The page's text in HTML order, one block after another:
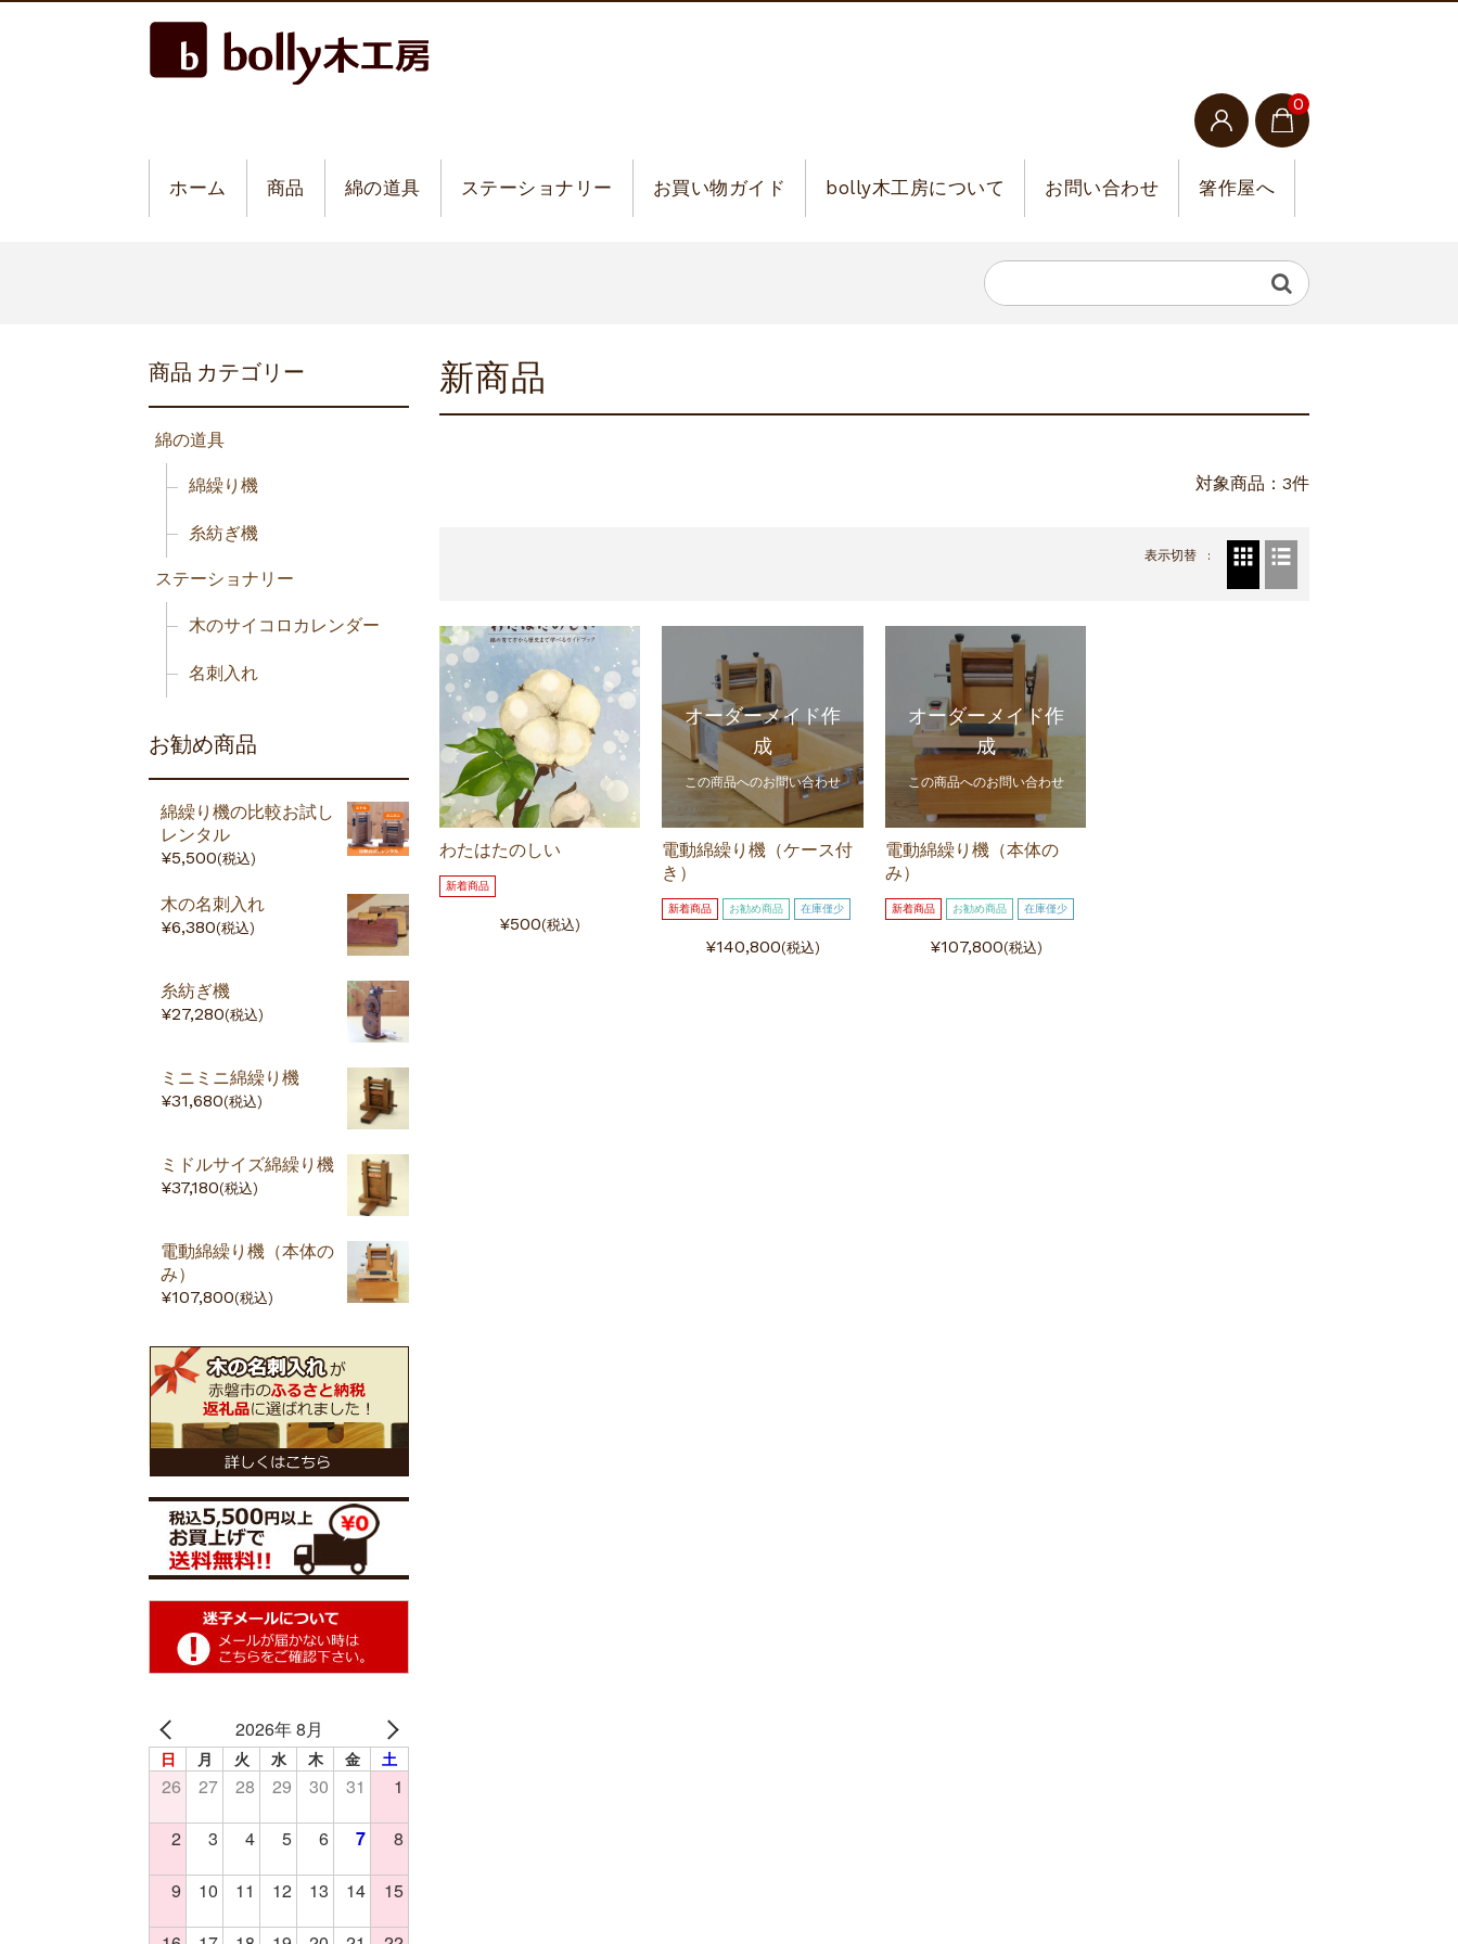
0
ホーム 商品 綿の道具 ステーショナリー お買い物ガイド bolly木工房について お問い合わせ 箸作屋へ
新商品
対象商品：3件
表示切替
わたはたのしい
新着商品
¥500(税込)
オーダーメイド作
成
この商品へのお問い合わせ
電動綿繰り機（ケース付
き）
新着商品 お勧め商品 在庫僅少
¥140,800(税込)
オーダーメイド作
成
この商品へのお問い合わせ
電動綿繰り機（本体の
み）
新着商品 お勧め商品 在庫僅少
¥107,800(税込)
商品 カテゴリー
綿の道具
綿繰り機
糸紡ぎ機
ステーショナリー
木のサイコロカレンダー
名刺入れ
お勧め商品
綿繰り機の比較お試し
レンタル
¥5,500(税込)
木の名刺入れ
¥6,380(税込)
糸紡ぎ機
¥27,280(税込)
ミニミニ綿繰り機
¥31,680(税込)
ミドルサイズ綿繰り機
¥37,180(税込)
電動綿繰り機（本体の
み）
¥107,800(税込)
2026年 8月
日 月 火 水 木 金 土
26 27 28 29 30 31 1
2 3 4 5 6 7 8
9 10 11 12 13 14 15